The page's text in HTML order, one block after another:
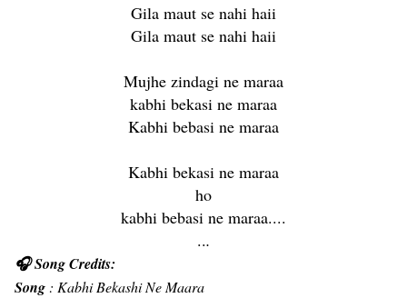
Gila maut se nahi haii
Gila maut se nahi haii
Mujhe zindagi ne maraa
kabhi bekasi ne maraa
Kabhi bebasi ne maraa
Kabhi bekasi ne maraa
ho
kabhi bebasi ne maraa....
...
🎧 Song Credits:
Song : Kabhi Bekashi Ne Maara